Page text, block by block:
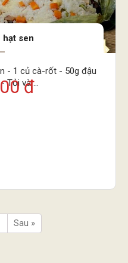
hạt sen
- 1 củ cà-rốt - 50g đậu
Tỏi và ...
đ
Sau »